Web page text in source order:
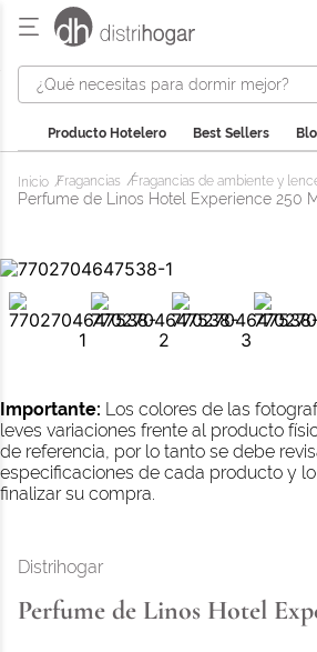
¿Qué necesitas para dormir mejor?
Producto Hotelero Best Sellers
Fragancias Fragancias de ambiente y
Perfume de Linos Hotel Experience 250
Importante: Los colores de las
leves variaciones frente al producto
de referencia, por lo tanto se debe
especificaciones de cada producto y
finalizar su compra.
Distrihogar
Perfume de Linos Hotel